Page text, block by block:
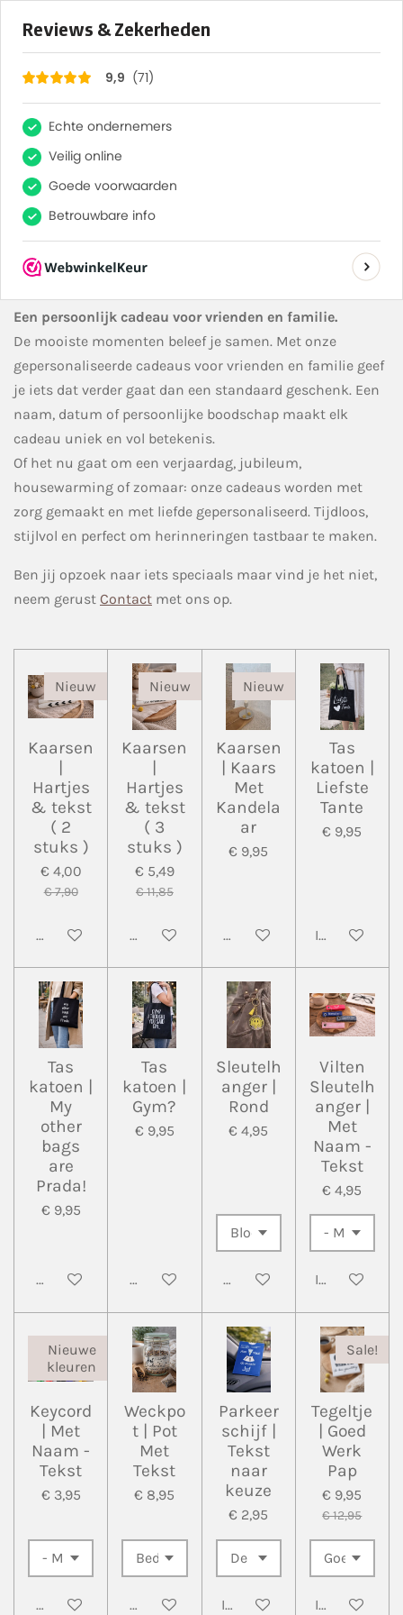
9,9
Van 7 augustus tot en met 30 augustus heb ik vakantie.
Vanaf 31 augustus worden uw bestellingen weer gemaakt
en verzonden.
Een persoonlijk cadeau voor vrienden en familie.
De mooiste momenten beleef je samen. Met onze
gepersonaliseerde cadeaus voor vrienden en familie geef
je iets dat verder gaat dan een standaard geschenk. Een
naam, datum of persoonlijke boodschap maakt elk
cadeau uniek en vol betekenis.
Of het nu gaat om een verjaardag, jubileum,
housewarming of zomaar: onze cadeaus worden met
zorg gemaakt en met liefde gepersonaliseerd. Tijdloos,
stijlvol en perfect om herinneringen tastbaar te maken.
Ben jij opzoek naar iets speciaals maar vind je het niet,
neem gerust Contact met ons op.
Nieuw
Kaarsen
|
Hartjes
& tekst
( 2
stuks )
€ 4,00
€ 7,90
Bekijk details
Nieuw
Kaarsen
|
Hartjes
& tekst
( 3
stuks )
€ 5,49
€ 11,85
Bekijk details
Nieuw
Kaarsen
| Kaars
Met
Kandela
ar
€ 9,95
Houd mij op de hoogte
Tas
katoen |
Liefste
Tante
€ 9,95
In
Tas
katoen |
My
other
bags
are
Prada!
€ 9,95
Bekijk details
Tas
katoen |
Gym?
€ 9,95
Bekijk details
Sleutelh
anger |
Rond
€ 4,95
Bekijk details
Vilten
Sleutelh
anger |
Met
Naam -
Tekst
€ 4,95
In
Nieuwe
kleuren
Keycord
| Met
Naam -
Tekst
€ 3,95
Bekijk details
Weckpo
t | Pot
Met
Tekst
€ 8,95
Bekijk details
Parkeer
schijf |
Tekst
naar
keuze
€ 2,95
In winkelwagen
Sale!
Tegeltje
| Goed
Werk
Pap
€ 9,95
€ 12,95
In